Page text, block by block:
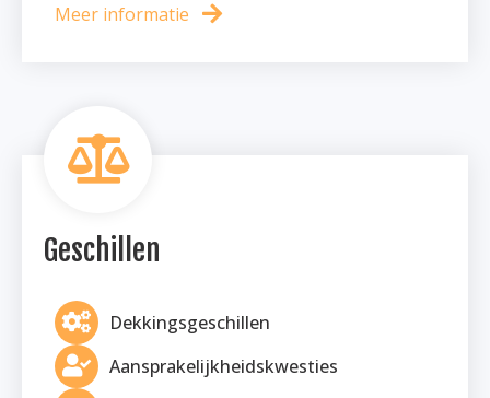
Meer informatie
Geschillen
Dekkingsgeschillen
Aansprakelijkheidskwesties